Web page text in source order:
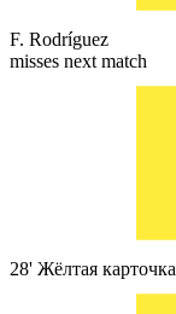
F. Rodríguez
misses next match
28' Жёлтая карточка